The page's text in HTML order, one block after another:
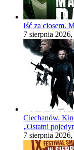
Iść za ciosem.
7 sierpnia
Ciechanów.
„Ostatni
7 sierpnia